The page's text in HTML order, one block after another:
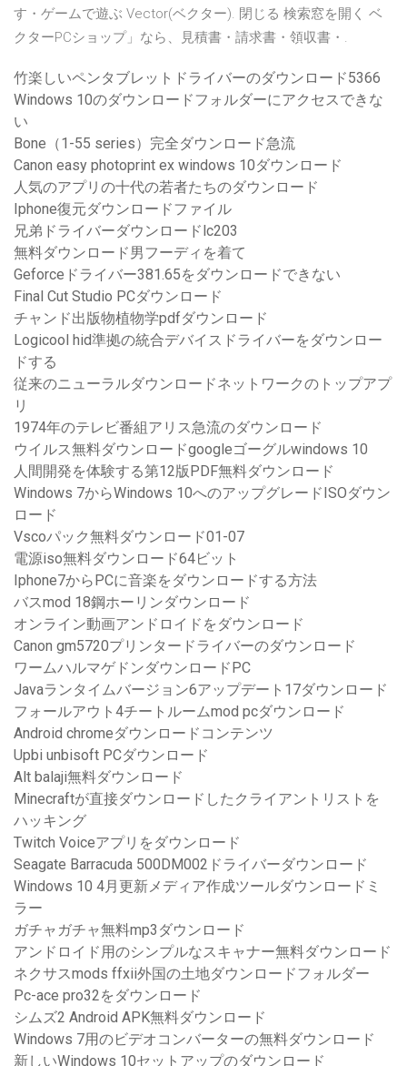
す・ゲームで遊ぶ Vector(ベクター). 閉じる 検索窓を開く ベ
クターPCショップ」なら、見積書・請求書・領収書・.
竹楽しいペンタブレットドライバーのダウンロード5366
Windows 10のダウンロードフォルダーにアクセスできな
い
Bone（1-55 series）完全ダウンロード急流
Canon easy photoprint ex windows 10ダウンロード
人気のアプリの十代の若者たちのダウンロード
Iphone復元ダウンロードファイル
兄弟ドライバーダウンロードlc203
無料ダウンロード男フーディを着て
Geforceドライバー381.65をダウンロードできない
Final Cut Studio PCダウンロード
チャンド出版物植物学pdfダウンロード
Logicool hid準拠の統合デバイスドライバーをダウンロー
ドする
従来のニューラルダウンロードネットワークのトップアプ
リ
1974年のテレビ番組アリス急流のダウンロード
ウイルス無料ダウンロードgoogleゴーグルwindows 10
人間開発を体験する第12版PDF無料ダウンロード
Windows 7からWindows 10へのアップグレードISOダウン
ロード
Vscoパック無料ダウンロード01-07
電源iso無料ダウンロード64ビット
Iphone7からPCに音楽をダウンロードする方法
バスmod 18鋼ホーリンダウンロード
オンライン動画アンドロイドをダウンロード
Canon gm5720プリンタードライバーのダウンロード
ワームハルマゲドンダウンロードPC
Javaランタイムバージョン6アップデート17ダウンロード
フォールアウト4チートルームmod pcダウンロード
Android chromeダウンロードコンテンツ
Upbi unbisoft PCダウンロード
Alt balaji無料ダウンロード
Minecraftが直接ダウンロードしたクライアントリストを
ハッキング
Twitch Voiceアプリをダウンロード
Seagate Barracuda 500DM002ドライバーダウンロード
Windows 10 4月更新メディア作成ツールダウンロードミ
ラー
ガチャガチャ無料mp3ダウンロード
アンドロイド用のシンプルなスキャナー無料ダウンロード
ネクサスmods ffxii外国の土地ダウンロードフォルダー
Pc-ace pro32をダウンロード
シムズ2 Android APK無料ダウンロード
Windows 7用のビデオコンバーターの無料ダウンロード
新しいWindows 10セットアップのダウンロード